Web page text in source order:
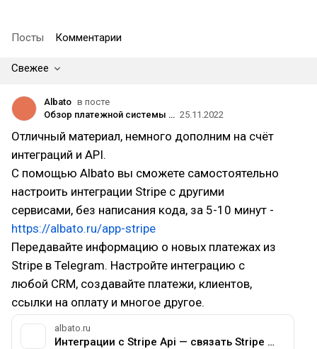
Посты Комментарии
Свежее
Albato в посте
Обзор платежной системы Stripe: как подключить в России и СНГ в 2024? 25.11.2022
Отличный материал, немного дополним на счёт
интеграций и API.
C помощью Albato вы сможете самостоятельно
настроить интеграции Stripe c другими
сервисами, без написания кода, за 5-10 минут -
https://albato.ru/app-stripe
Передавайте информацию о новых платежах из
Stripe в Telegram. Настройте интеграцию с
любой CRM, создавайте платежи, клиентов,
ссылки на оплату и многое другое.
albato.ru
Интеграции с Stripe Api — связать Stripe с сервисами и приложениями